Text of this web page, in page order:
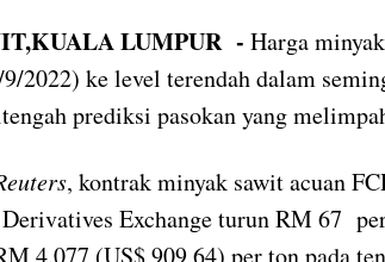
LUMPUR - Harga
2022) ke level terendah dalam
prediksi pasokan yang
, kontrak minyak sawit acuan
Exchange turun RM 67